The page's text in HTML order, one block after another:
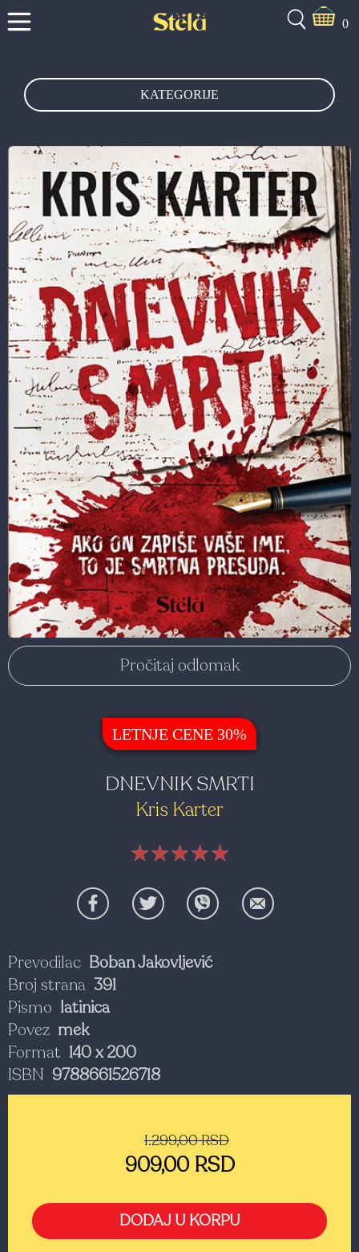
0
KATEGORIJE
Pročitaj odlomak
LETNJE CENE 30%
DNEVNIK SMRTI
Kris Karter
★★★★★
★★★★★
★★★★★
Prevodilac Boban Jakovljević
Broj strana 391
Pismo latinica
Povez mek
Format 140 x 200
ISBN 9788661526718
1.299,00 RSD
909,00 RSD
DODAJ U KORPU